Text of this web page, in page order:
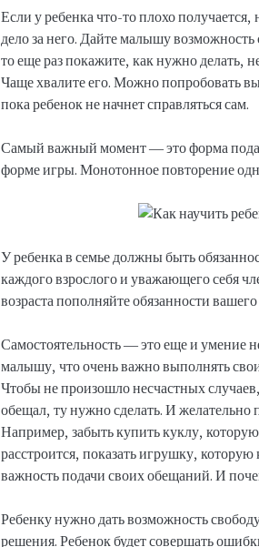
Если у ребенка что-то плохо получается,
дело за него. Дайте малышу возможность
то еще раз покажите, как нужно делать,
Чаще хвалите его. Можно попробовать
пока ребенок не начнет справляться сам.
Самый важный момент — это форма
форме игры. Монотонное повторение
У ребенка в семье должны быть
каждого взрослого и уважающего себя
возраста пополняйте обязанности
Самостоятельность — это еще и умение
малышу, что очень важно выполнять
Чтобы не произошло несчастных
обещал, ту нужно сделать. И желательно
Например, забыть купить куклу,
расстроится, показать игрушку,
важность подачи своих обещаний. И
Ребенку нужно дать возможность
решения. Ребенок будет совершать